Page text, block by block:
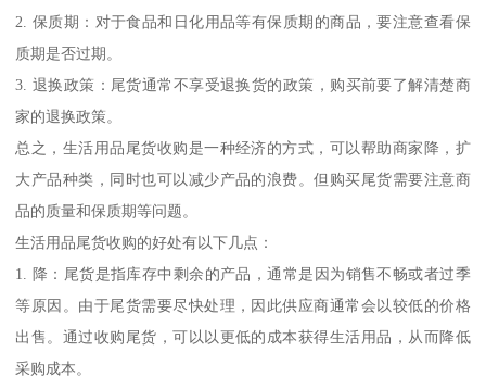
2. 保质期：对于食品和日化用品等有保质期的商品，要注意查看保
质期是否过期。
3. 退换政策：尾货通常不享受退换货的政策，购买前要了解清楚商
家的退换政策。
总之，生活用品尾货收购是一种经济的方式，可以帮助商家降，扩
大产品种类，同时也可以减少产品的浪费。但购买尾货需要注意商
品的质量和保质期等问题。
生活用品尾货收购的好处有以下几点：
1. 降：尾货是指库存中剩余的产品，通常是因为销售不畅或者过季
等原因。由于尾货需要尽快处理，因此供应商通常会以较低的价格
出售。通过收购尾货，可以以更低的成本获得生活用品，从而降低
采购成本。